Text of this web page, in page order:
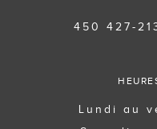
450 427-
Lundi au